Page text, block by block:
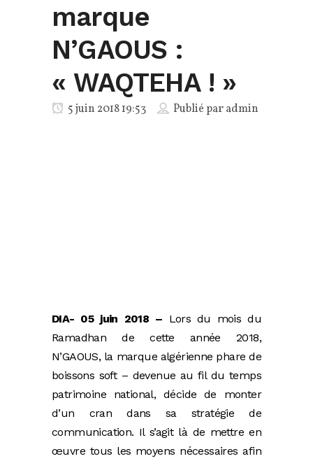
marque
N’GAOUS :
« WAQTEHA ! »
5 juin 2018 19:53 Publié paradmin
DIA- 05 juin 2018 – Lors du mois du
Ramadhan de cette année 2018,
N’GAOUS, la marque algérienne phare de
boissons soft – devenue au fil du temps
patrimoine national, décide de monter
d’un cran dans sa stratégie de
communication. Il s’agit là de mettre en
œuvre tous les moyens nécessaires afin